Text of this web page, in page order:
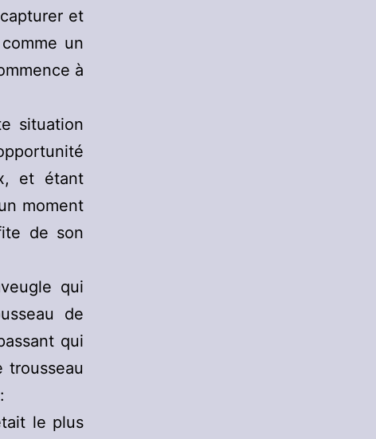
et
un
à
situation
et étant
moment
de son
qui
de
qui
trousseau
le plus